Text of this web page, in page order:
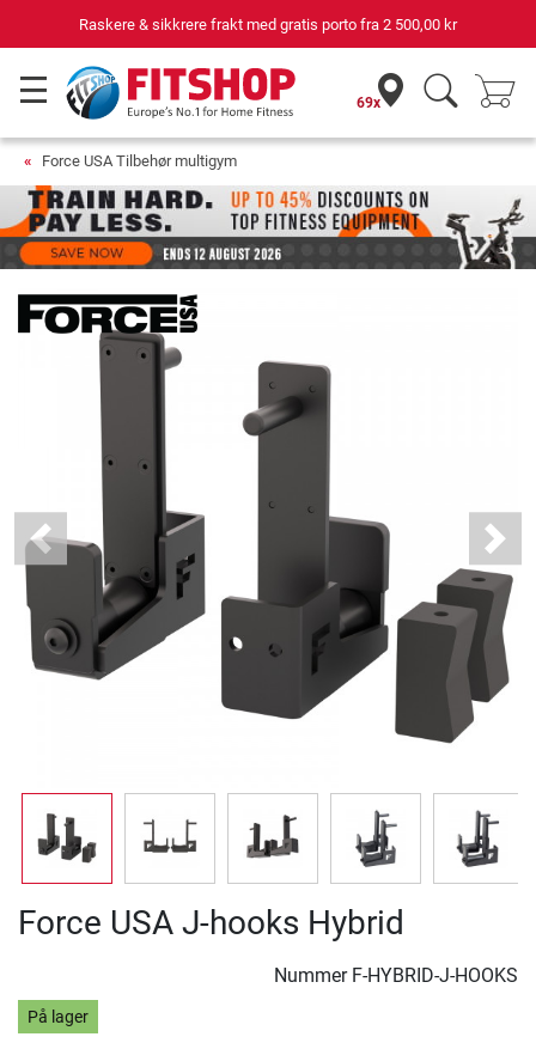
Raskere & sikkrere frakt med gratis porto fra 2 500,00 kr
69x
Force USA Tilbehør multigym
Previous Next
Force USA J-hooks Hybrid
Nummer F-HYBRID-J-HOOKS
På lager